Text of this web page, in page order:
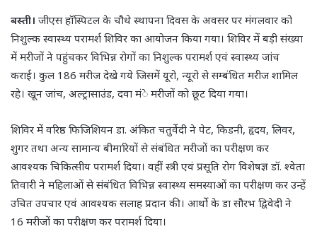
बस्ती। जीएस हॉस्पिटल के चौथे स्थापना दिवस के अवसर पर मंगलवार को
निशुल्क स्वास्थ्य परामर्श शिविर का आयोजन किया गया। शिविर में बड़ी संख्या
में मरीजों ने पहुंचकर विभिन्न रोगों का निशुल्क परामर्श एवं स्वास्थ्य जांच
कराई। कुल 186 मरीज देखे गये जिसमें यूरो, न्यूरो से सम्बंधित मरीज शामिल
रहे। खून जांच, अल्ट्रासाउंड, दवा मंे मरीजों को छूट दिया गया।
शिविर में वरिष्ठ फिजिशियन डा. अंकित चतुर्वेदी ने पेट, किडनी, हृदय, लिवर,
शुगर तथा अन्य सामान्य बीमारियों से संबंधित मरीजों का परीक्षण कर
आवश्यक चिकित्सीय परामर्श दिया। वहीं स्त्री एवं प्रसूति रोग विशेषज्ञ डॉ. श्वेता
तिवारी ने महिलाओं से संबंधित विभिन्न स्वास्थ्य समस्याओं का परीक्षण कर उन्हें
उचित उपचार एवं आवश्यक सलाह प्रदान की। आर्थो के डा सौरभ द्विवेदी ने
16 मरीजों का परीक्षण कर परामर्श दिया।